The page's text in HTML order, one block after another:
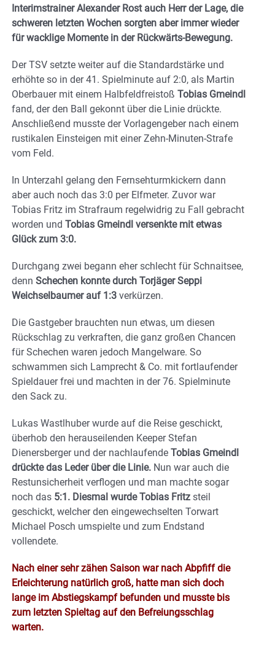
Interimstrainer Alexander Rost auch Herr der Lage, die
schweren letzten Wochen sorgten aber immer wieder
für wacklige Momente in der Rückwärts-Bewegung.
Der TSV setzte weiter auf die Standardstärke und
erhöhte so in der 41. Spielminute auf 2:0, als Martin
Oberbauer mit einem Halbfeldfreistoß Tobias Gmeindl
fand, der den Ball gekonnt über die Linie drückte.
Anschließend musste der Vorlagengeber nach einem
rustikalen Einsteigen mit einer Zehn-Minuten-Strafe
vom Feld.
In Unterzahl gelang den Fernsehturmkickern dann
aber auch noch das 3:0 per Elfmeter. Zuvor war
Tobias Fritz im Strafraum regelwidrig zu Fall gebracht
worden und Tobias Gmeindl versenkte mit etwas
Glück zum 3:0.
Durchgang zwei begann eher schlecht für Schnaitsee,
denn Schechen konnte durch Torjäger Seppi
Weichselbaumer auf 1:3 verkürzen.
Die Gastgeber brauchten nun etwas, um diesen
Rückschlag zu verkraften, die ganz großen Chancen
für Schechen waren jedoch Mangelware. So
schwammen sich Lamprecht & Co. mit fortlaufender
Spieldauer frei und machten in der 76. Spielminute
den Sack zu.
Lukas Wastlhuber wurde auf die Reise geschickt,
überhob den herauseilenden Keeper Stefan
Dienersberger und der nachlaufende Tobias Gmeindl
drückte das Leder über die Linie. Nun war auch die
Restunsicherheit verflogen und man machte sogar
noch das 5:1. Diesmal wurde Tobias Fritz steil
geschickt, welcher den eingewechselten Torwart
Michael Posch umspielte und zum Endstand
vollendete.
Nach einer sehr zähen Saison war nach Abpfiff die
Erleichterung natürlich groß, hatte man sich doch
lange im Abstiegskampf befunden und musste bis
zum letzten Spieltag auf den Befreiungsschlag
warten.